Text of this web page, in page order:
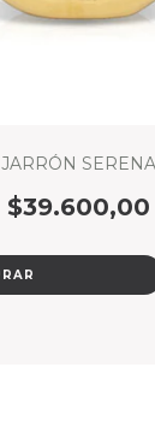
JARRÓN SERENA
$39.600,00